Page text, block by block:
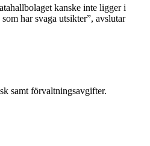
kanske inte ligger i
har svaga utsikter”, avslutar
samt förvaltningsavgifter.